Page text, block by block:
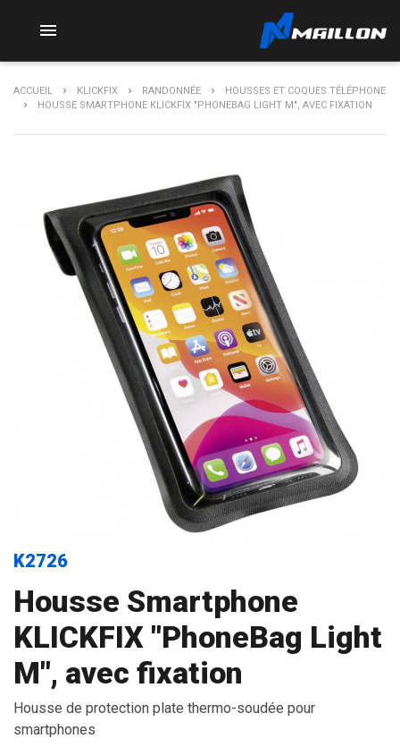

ACCUEIL KLICKFIX RANDONNÉE
HOUSSES ET COQUES TÉLÉPHONE
HOUSSE SMARTPHONE KLICKFIX "PHONEBAG LIGHT M", AVEC FIXATION
K2726
Housse Smartphone
KLICKFIX "PhoneBag Light
M", avec fixation
Housse de protection plate thermo-soudée pour
smartphones